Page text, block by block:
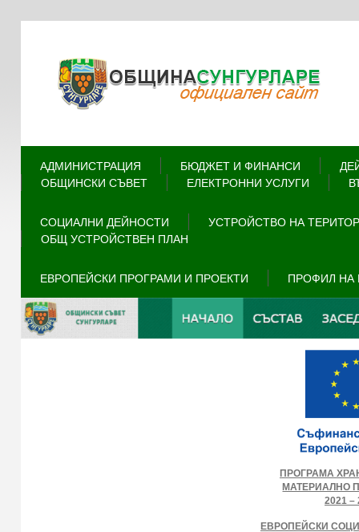
АДМИНИСТРАЦИЯ БЮДЖЕТ И ФИНАНСИ
ОБЩИНСКИ СЪВЕТ
ЕЛЕКТРОННИ УСЛУГИ
СОЦИАЛНИ ДЕЙНОСТИ
УСТРОЙСТВО НА
ОБЩ УСТРОЙСТВЕН ПЛАН
ЕВРОПЕЙСКИ ПРОГРАМИ И ПРОЕКТИ ПРОФИЛ НА
ПРОГРАМА
МАТЕРИАЛНО
2021 –
ЕВРОПЕЙСКИ